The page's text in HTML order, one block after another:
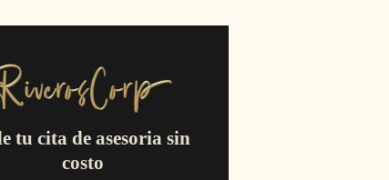
tu cita de asesoria sin
costo